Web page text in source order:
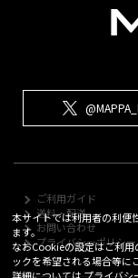
ご利用ガイド
送料・配送
お問い合わせ
プライバシーポリシー
本サイトでは利用者の利便
ます。
なおCookieの設定はご利
ックを希望される場合等に
詳細についてはプライバシ